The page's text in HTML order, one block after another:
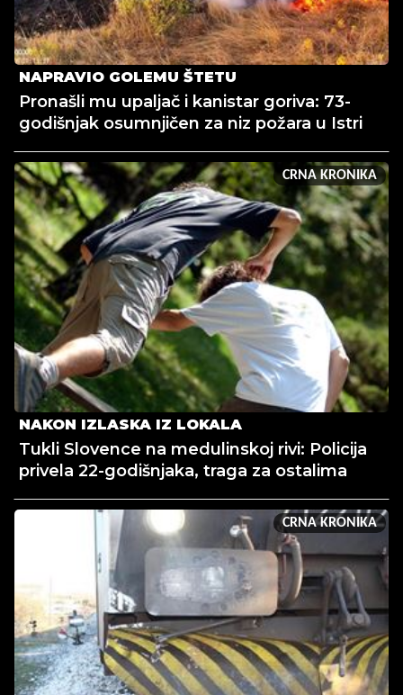
NAPRAVIO GOLEMU ŠTETU
Pronašli mu upaljač i kanistar goriva: 73-
godišnjak osumnjičen za niz požara u Istri
CRNA KRONIKA
NAKON IZLASKA IZ LOKALA
Tukli Slovence na medulinskoj rivi: Policija
privela 22-godišnjaka, traga za ostalima
CRNA KRONIKA